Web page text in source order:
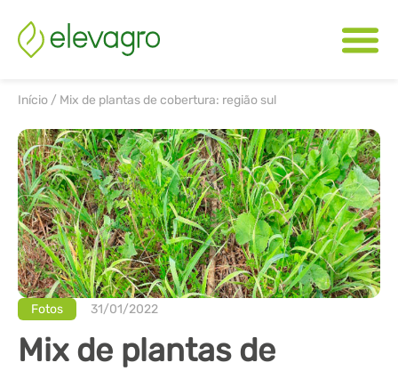
Início / Mix de plantas de cobertura: região sul
Fotos 31/01/2022
Mix de plantas de